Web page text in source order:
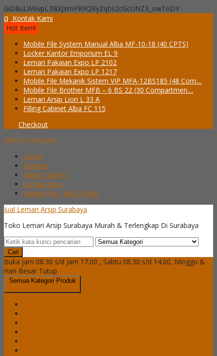
GiD8uLW6vpL7i8XJXmPR9QRyZq0s2cGcUNZ3_owToDY
q Kontak Kami
Hot Item!
Mobile File System Manual Alba MF-10-18 (40 CPTS)
Locker Kantor Emporium EL 9
Lemari Pakaian Expo LP 2102
Lemari Pakaian Expo LP 1217
Mobile File Mekanik Sistem VIP MFA-12BS185 (48 Com....
Mobile File Brother MFB – 6 BS 22 (30 Compartmen....
Lemari Arsip Lion L 33 A
Filling Cabinet Alba FC 115
Checkout
MENU NAVIGASI
Home
Brankas
Filling Cabinet
Lemari Arsip
Mobile File / Roll O’Pack
Jual Lemari Arsip Surabaya
Toko Lemari Arsip Surabaya Murah & Terlengkap Di Surabaya
Cari
Buka jam 08.30 s/d jam 17.00 , Sabtu 08.30 s/d 14.00, Minggu &
Hari Besar Tutup
Semua Kategori Produk